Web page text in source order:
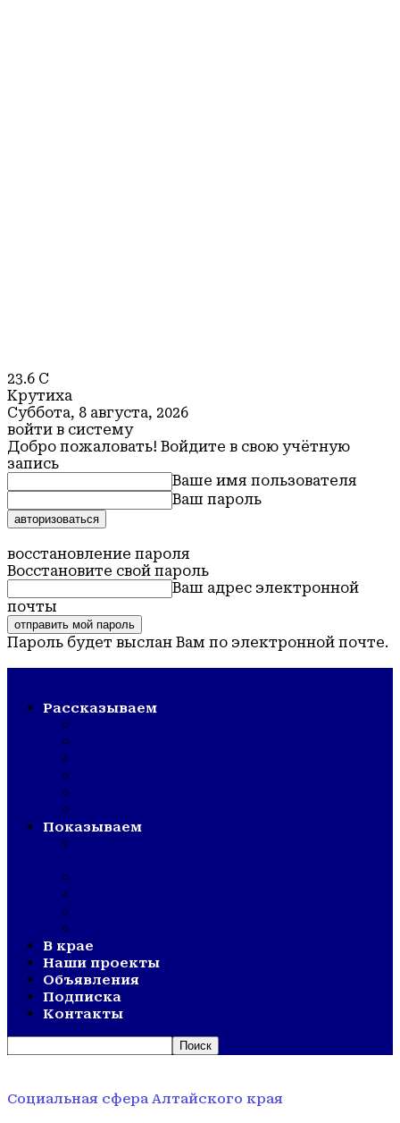
23.6 C
Крутиха
Суббота, 8 августа, 2026
войти в систему
Добро пожаловать! Войдите в свою учётную
запись
Ваше имя пользователя
Ваш пароль
восстановление пароля
Восстановите свой пароль
Ваш адрес электронной
почты
Пароль будет выслан Вам по электронной почте.
Рассказываем
Показываем
В крае
Наши проекты
Объявления
Подписка
Контакты
Социальная сфера Алтайского края